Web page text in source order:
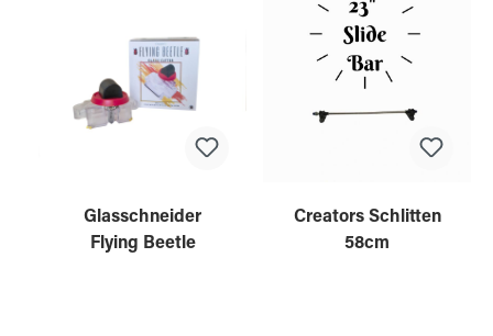
Glasschneider
Flying Beetle
Creators Schlitten
58cm